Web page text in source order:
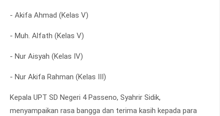
- Akifa Ahmad (Kelas V)
- Muh. Alfath (Kelas V)
- Nur Aisyah (Kelas IV)
- Nur Akifa Rahman (Kelas III)
Kepala UPT SD Negeri 4 Passeno, Syahrir Sidik,
menyampaikan rasa bangga dan terima kasih kepada para